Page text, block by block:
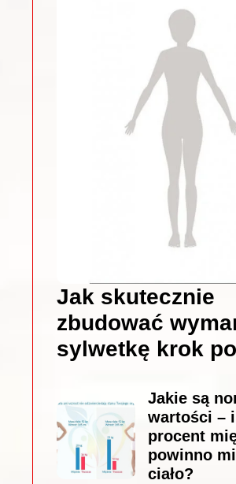
Jak skutecznie
zbudować
sylwetkę krok
Jakie są
wartości –
procent
powinno
ciało?